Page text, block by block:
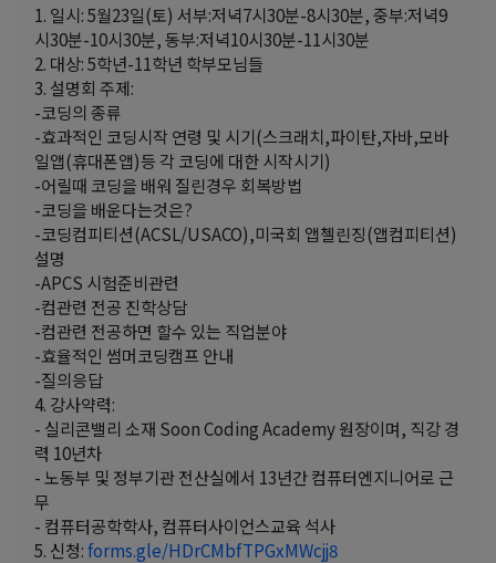
1. 일시: 5월23일(토) 서부:저녁7시30분-8시30분, 중부:저녁9
시30분-10시30분, 동부:저녁10시30분-11시30분
2. 대상: 5학년-11학년 학부모님들
3. 설명회 주제:
-코딩의 종류
-효과적인 코딩시작 연령 및 시기(스크래치,파이탄,자바,모바
일앱(휴대폰앱)등 각 코딩에 대한 시작시기)
-어릴때 코딩을 배워 질린경우 회복방법
-코딩을 배운다는것은?
-코딩컴피티션(ACSL/USACO),미국회 앱첼린징(앱컴피티션)
설명
-APCS 시험준비관련
-컴관련 전공 진학상담
-컴관련 전공하면 할수 있는 직업분야
-효율적인 썸머코딩캠프 안내
-질의응답
4. 강사약력:
- 실리콘밸리 소재 Soon Coding Academy 원장이며, 직강 경
력 10년차
- 노동부 및 정부기관 전산실에서 13년간 컴퓨터엔지니어로 근
무
- 컴퓨터공학학사, 컴퓨터사이언스교육 석사
5. 신청:forms.gle/HDrCMbfTPGxMWcjj8